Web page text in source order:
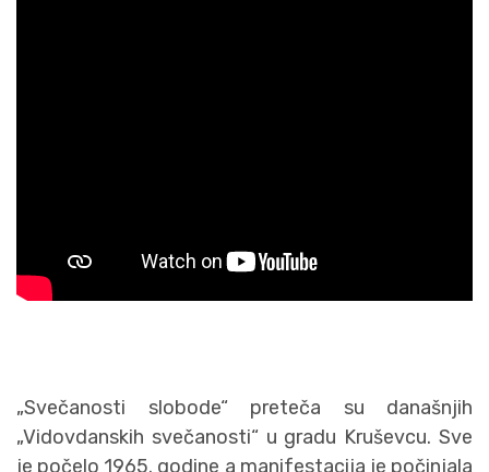
„Svečanosti slobode“ preteča su današnjih
„Vidovdanskih svečanosti“ u gradu Kruševcu. Sve
je počelo 1965. godine a manifestacija je počinjala